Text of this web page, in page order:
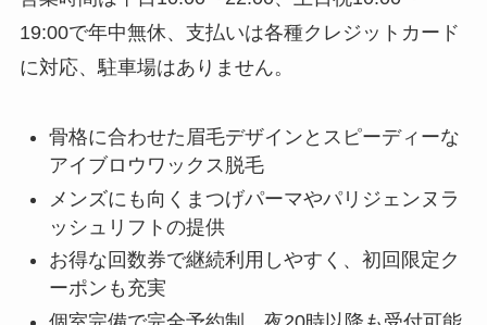
19:00で年中無休、支払いは各種クレジットカード
に対応、駐車場はありません。
骨格に合わせた眉毛デザインとスピーディーな
アイブロウワックス脱毛
メンズにも向くまつげパーマやパリジェンヌラ
ッシュリフトの提供
お得な回数券で継続利用しやすく、初回限定ク
ーポンも充実